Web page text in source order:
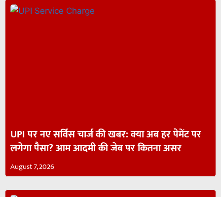
UPI पर नए सर्विस चार्ज की खबर: क्या अब हर पेमेंट पर
लगेगा पैसा? आम आदमी की जेब पर कितना असर
August 7, 2026